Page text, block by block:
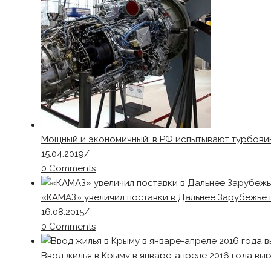
Мощный и экономичный: в РФ испытывают
15.04.2019/
0 Comments
«КАМАЗ» увеличил поставки в Дальнее Зарубежье
16.08.2015/
0 Comments
Ввод жилья в Крыму в январе-апреле 2016 года